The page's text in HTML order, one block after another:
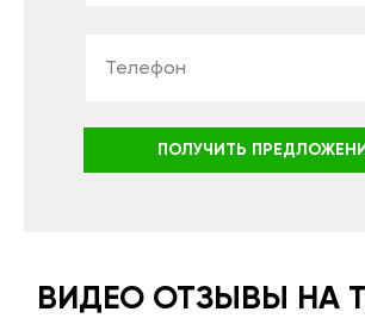
ПОЛУЧИТЬ
ВИДЕО ОТЗЫВЫ НА